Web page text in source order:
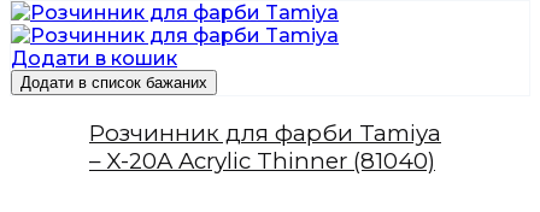
Додати в кошик
Додати в список бажаних
Розчинник для фарби Tamiya
– X-20A Acrylic Thinner (81040)